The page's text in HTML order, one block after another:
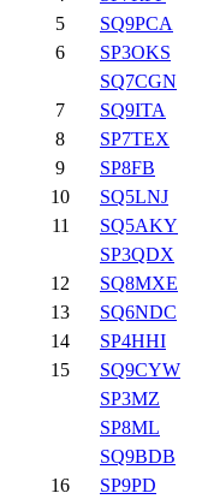
5
SQ9PCA
6
SP3OKS
SQ7CGN
7
SQ9ITA
8
SP7TEX
9
SP8FB
10
SQ5LNJ
11
SQ5AKY
SP3QDX
12
SQ8MXE
13
SQ6NDC
14
SP4HHI
15
SQ9CYW
SP3MZ
SP8ML
SQ9BDB
16
SP9PD